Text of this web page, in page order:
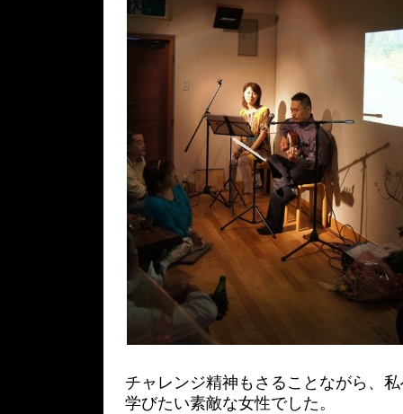
チャレンジ精神もさることながら、
学びたい素敵な女性でした。